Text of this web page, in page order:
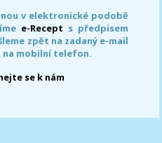
v elektronické podobě
e-Recept s předpisem
zpět na zadaný e-mail
na mobilní telefon.
se k nám